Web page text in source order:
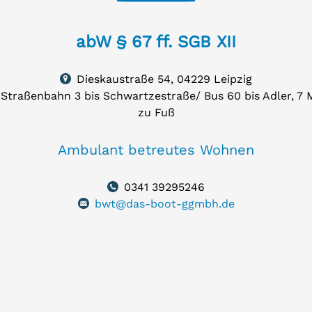
abW § 67 ff. SGB XII
Dieskaustraße 54, 04229 Leipzig
Straßenbahn 3 bis Schwartzestraße/ Bus 60 bis Adler, 7
zu Fuß
Ambulant betreutes Wohnen
0341 39295246
bwt@das-boot-ggmbh.de